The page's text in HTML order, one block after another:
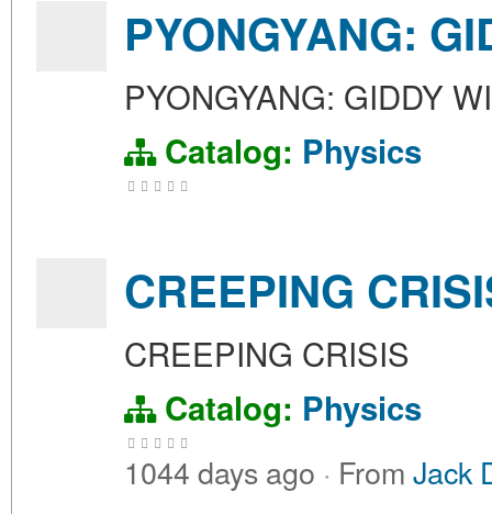
PYONGYANG:
PYONGYANG: GIDDY
Catalog: Physics
CREEPING
CREEPING CRISIS
Catalog: Physics
1044 days ago · From Jack